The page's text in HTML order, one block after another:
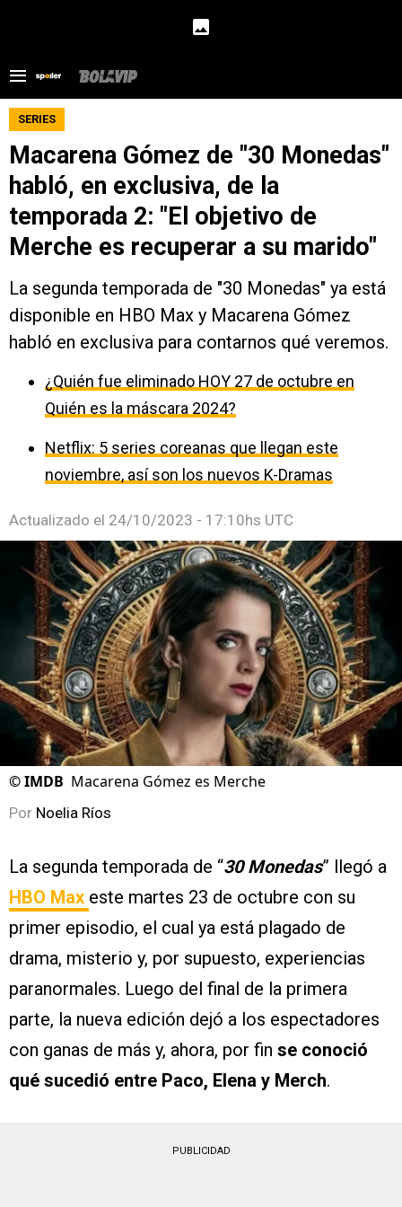
SERIES
Macarena Gómez de "30 Monedas"
habló, en exclusiva, de la
temporada 2: "El objetivo de
Merche es recuperar a su marido"
La segunda temporada de "30 Monedas" ya está
disponible en HBO Max y Macarena Gómez
habló en exclusiva para contarnos qué veremos.
¿Quién fue eliminado HOY 27 de octubre en
Quién es la máscara 2024?
Netflix: 5 series coreanas que llegan este
noviembre, así son los nuevos K-Dramas
Actualizado el 24/10/2023 - 17:10hs UTC
©IMDB Macarena Gómez es Merche
Por Noelia Ríos
La segunda temporada de “30 Monedas” llegó a
HBO Max este martes 23 de octubre con su
primer episodio, el cual ya está plagado de
drama, misterio y, por supuesto, experiencias
paranormales. Luego del final de la primera
parte, la nueva edición dejó a los espectadores
con ganas de más y, ahora, por fin se conoció
qué sucedió entre Paco, Elena y Merch.
PUBLICIDAD